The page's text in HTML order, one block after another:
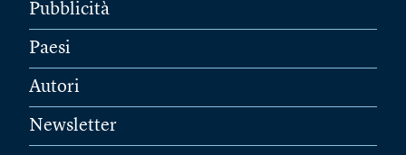
Pubblicità
Paesi
Autori
Newsletter